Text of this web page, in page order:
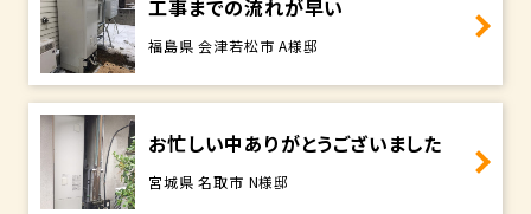
工事までの流れが早い
福島県 会津若松市 A様邸
お忙しい中ありがとうございました
宮城県 名取市 N様邸